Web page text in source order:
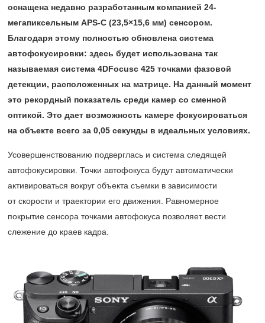
оснащена недавно разработанным компанией 24-
мегапиксельным APS-C (23,5×15,6 мм) сенсором.
Благодаря этому полностью обновлена система
автофокусировки: здесь будет использована так
называемая система 4DFocusс 425 точками фазовой
детекции, расположенных на матрице. На данный момент
это рекордный показатель среди камер со сменной
оптикой. Это дает возможность камере фокусироваться
на объекте всего за 0,05 секунды в идеальных условиях.
Усовершенствованию подверглась и система следящей
автофокусировки. Точки автофокуса будут автоматически
активироваться вокруг объекта съемки в зависимости
от скорости и траектории его движения. Равномерное
покрытие сенсора точками автофокуса позволяет вести
слежение до краев кадра.